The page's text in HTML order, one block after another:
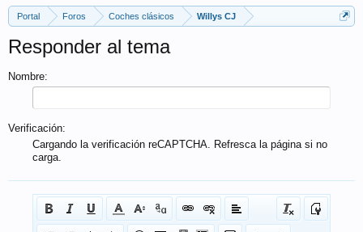
Portal Foros Coches clásicos Willys CJ
Responder al tema
Nombre:
Verificación:
Cargando la verificación reCAPTCHA. Refresca la página si no
carga.